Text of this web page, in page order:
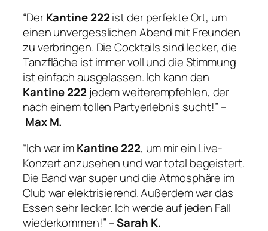
“DerKantine 222ist der perfekte Ort, um
einen unvergesslichen Abend mit Freunden
zu verbringen. Die Cocktails sind lecker, die
Tanzfläche ist immer voll und die Stimmung
ist einfach ausgelassen. Ich kann den
Kantine 222 jedem weiterempfehlen, der
nach einem tollen Partyerlebnis sucht!” –
Max M.
“Ich war imKantine 222, um mir ein Live-
Konzert anzusehen und war total begeistert.
Die Band war super und die Atmosphäre im
Club war elektrisierend. Außerdem war das
Essen sehr lecker. Ich werde auf jeden Fall
wiederkommen!” –Sarah K.